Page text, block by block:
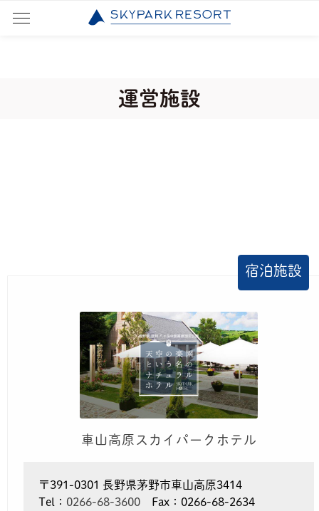
運営施設
宿泊施設
車山高原スカイパークホテル
〒391-0301 長野県茅野市車山高原3414
Tel： 0266-68-3600Fax：0266-68-2634